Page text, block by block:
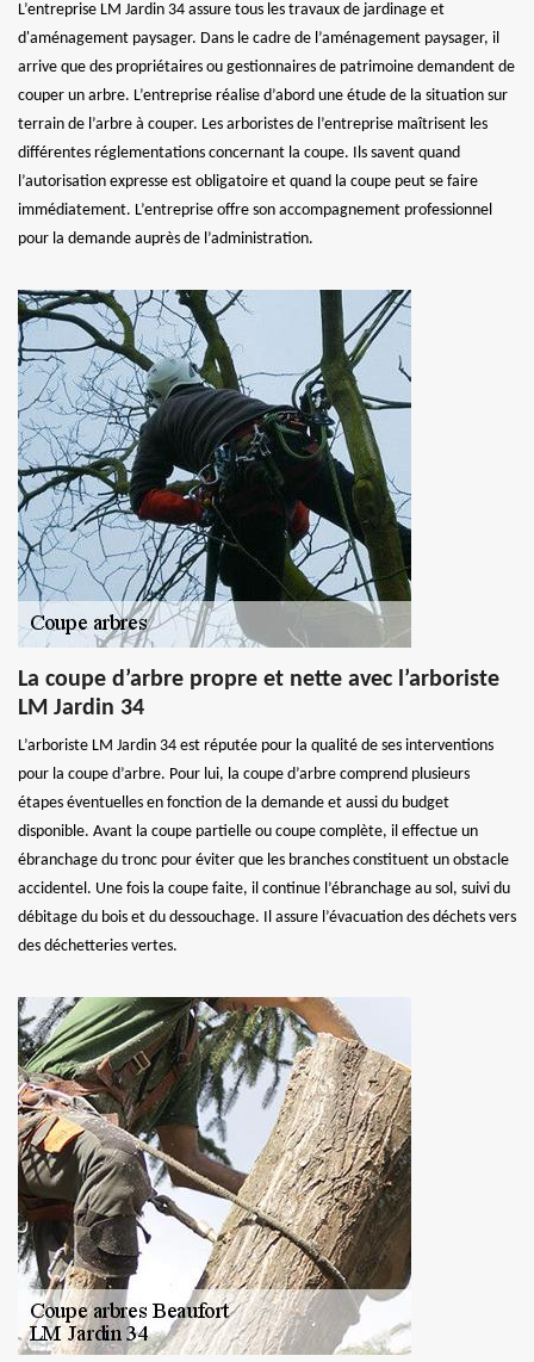
L’entreprise LM Jardin 34 assure tous les travaux de jardinage et
d'aménagement paysager. Dans le cadre de l’aménagement paysager, il
arrive que des propriétaires ou gestionnaires de patrimoine demandent de
couper un arbre. L’entreprise réalise d’abord une étude de la situation sur
terrain de l’arbre à couper. Les arboristes de l’entreprise maîtrisent les
différentes réglementations concernant la coupe. Ils savent quand
l’autorisation expresse est obligatoire et quand la coupe peut se faire
immédiatement. L’entreprise offre son accompagnement professionnel
pour la demande auprès de l’administration.
La coupe d’arbre propre et nette avec l’arboriste
LM Jardin 34
L’arboriste LM Jardin 34 est réputée pour la qualité de ses interventions
pour la coupe d’arbre. Pour lui, la coupe d’arbre comprend plusieurs
étapes éventuelles en fonction de la demande et aussi du budget
disponible. Avant la coupe partielle ou coupe complète, il effectue un
ébranchage du tronc pour éviter que les branches constituent un obstacle
accidentel. Une fois la coupe faite, il continue l’ébranchage au sol, suivi du
débitage du bois et du dessouchage. Il assure l’évacuation des déchets vers
des déchetteries vertes.